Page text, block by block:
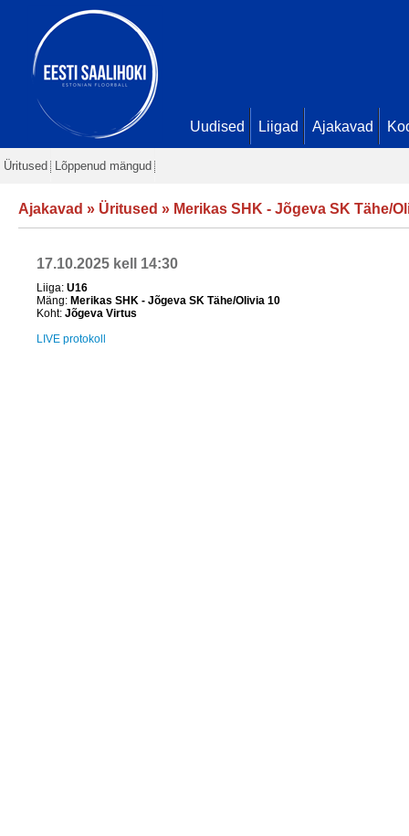
Uudised Liigad Ajakavad
Üritused Lõppenud mängud
Ajakavad » Üritused » Merikas SHK - Jõgeva SK Tähe/
17.10.2025 kell 14:30
Liiga: U16
Mäng: Merikas SHK - Jõgeva SK Tähe/Olivia 10
Koht: Jõgeva Virtus
LIVE protokoll